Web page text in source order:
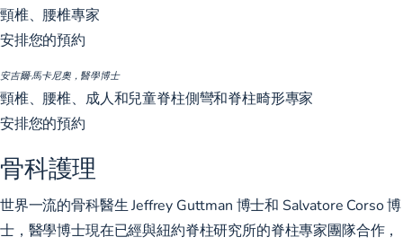
頸椎、腰椎專家
安排您的預約
安吉爾·馬卡尼奧，醫學博士
頸椎、腰椎、成人和兒童脊柱側彎和脊柱畸形專家
安排您的預約
骨科護理
世界一流的骨科醫生 Jeffrey Guttman 博士和 Salvatore Corso 博
士，醫學博士現在已經與紐約脊柱研究所的脊柱專家團隊合作，